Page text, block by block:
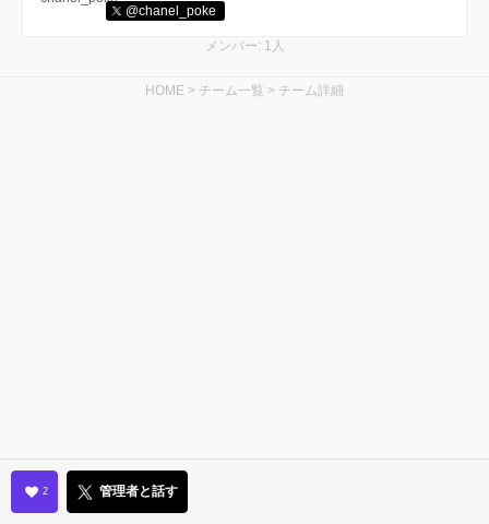
@chanel_poke
メンバー: 1人
HOME > チーム一覧 > チーム詳細
2 管理者と話す